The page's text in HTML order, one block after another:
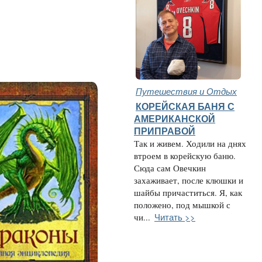
Путешествия и Отдых
КОРЕЙСКАЯ БАНЯ С
АМЕРИКАНСКОЙ
ПРИПРАВОЙ
Так и живем. Ходили на днях
втроем в корейскую баню.
Сюда сам Овечкин
захаживает, после клюшки и
шайбы причаститься. Я, как
положено, под мышкой с
чи... Читать >>